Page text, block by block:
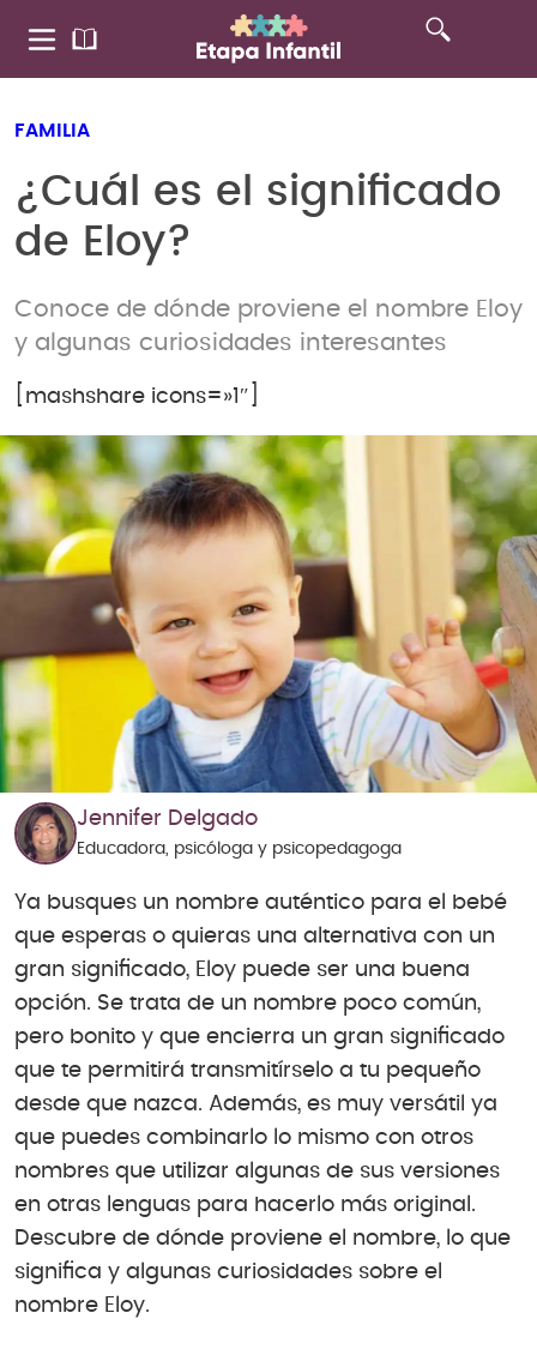
FAMILIA
¿Cuál es el significado
de Eloy?
Conoce de dónde proviene el nombre Eloy
y algunas curiosidades interesantes
[mashshare icons=»1″]
Jennifer Delgado
Educadora, psicóloga y psicopedagoga
Ya busques un nombre auténtico para el bebé
que esperas o quieras una alternativa con un
gran significado, Eloy puede ser una buena
opción. Se trata de un nombre poco común,
pero bonito y que encierra un gran significado
que te permitirá transmitírselo a tu pequeño
desde que nazca. Además, es muy versátil ya
que puedes combinarlo lo mismo con otros
nombres que utilizar algunas de sus versiones
en otras lenguas para hacerlo más original.
Descubre de dónde proviene el nombre, lo que
significa y algunas curiosidades sobre el
nombre Eloy.